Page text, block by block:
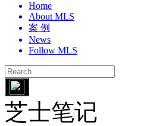
Home
About MLS
案 例
News
Follow MLS
芝士笔记